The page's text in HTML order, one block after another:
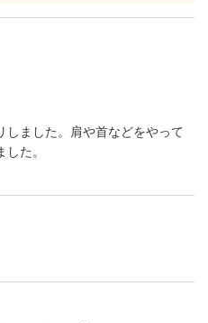
しました。肩や首などをやって
た。